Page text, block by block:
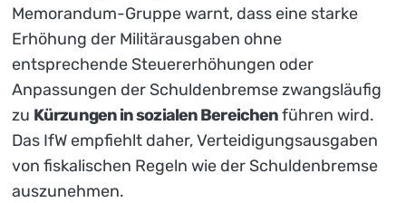
Memorandum-Gruppe warnt, dass eine starke
Erhöhung der Militärausgaben ohne
entsprechende Steuererhöhungen oder
Anpassungen der Schuldenbremse zwangsläufig
zu Kürzungen in sozialen Bereichenführen wird.
Das IfW empfiehlt daher, Verteidigungsausgaben
von fiskalischen Regeln wie der Schuldenbremse
auszunehmen.